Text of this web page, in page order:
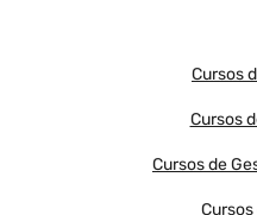
Cursos
Cursos
Cursos de